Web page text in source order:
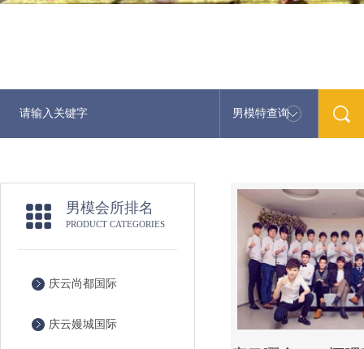
男模特查询
男模会所排名
PRODUCT CATEGORIES
庆云尚都国际
庆云嫚城国际